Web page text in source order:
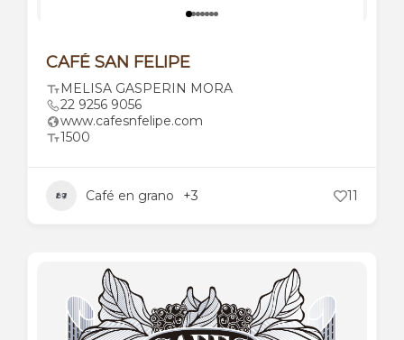
CAFÉ SAN FELIPE
MELISA GASPERIN MORA
22 9256 9056
www.cafesnfelipe.com
1500
Café en grano +3 11